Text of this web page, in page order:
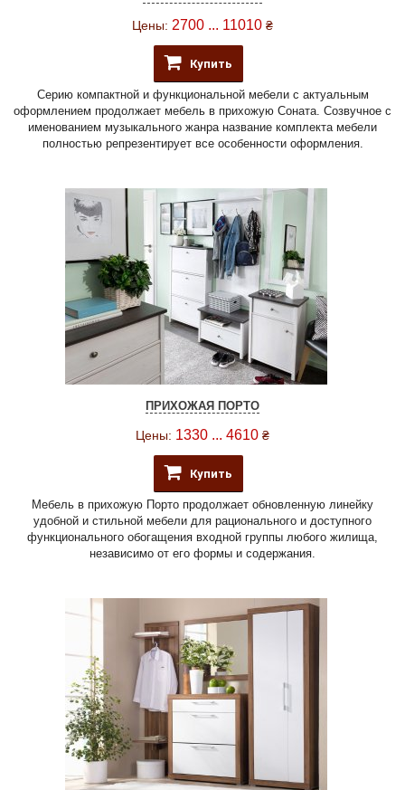
Цены: 2700 ... 11010 ₴
Купить
Серию компактной и функциональной мебели с актуальным
оформлением продолжает мебель в прихожую Соната. Созвучное с
именованием музыкального жанра название комплекта мебели
полностью репрезентирует все особенности оформления.
ПРИХОЖАЯ ПОРТО
Цены: 1330 ... 4610 ₴
Купить
Мебель в прихожую Порто продолжает обновленную линейку
удобной и стильной мебели для рационального и доступного
функционального обогащения входной группы любого жилища,
независимо от его формы и содержания.